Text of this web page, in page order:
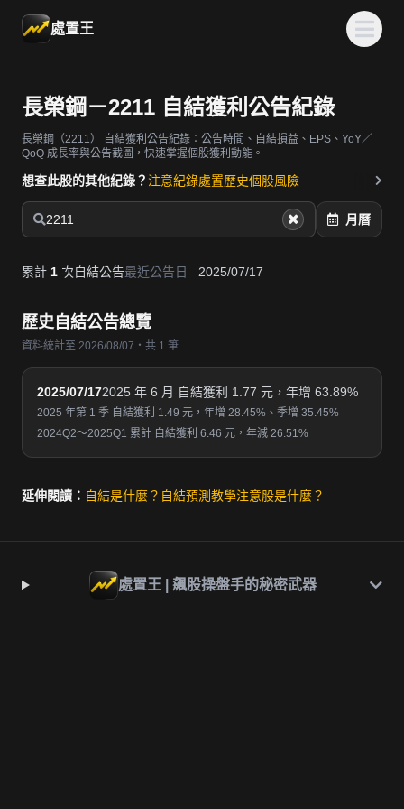
處置王
長榮鋼－2211 自結獲利公告紀錄
長榮鋼（2211）
自結獲利公告紀錄：公告時間、自結損益、EPS、YoY／
QoQ 成長率與公告截圖，快速掌握個股獲利動能。
想查此股的其他紀錄？ 注意紀錄處置歷史個股風險
2211 月曆
累計 1 次自結公告最近公告日 2025/07/17
歷史自結公告總覽
資料統計至 2026/08/07・共 1 筆
2025/07/172025 年 6 月 自結獲利 1.77 元，年增 63.89%
2025 年第 1 季 自結獲利 1.49 元，年增 28.45%、季增 35.45%
2024Q2～2025Q1 累計 自結獲利 6.46 元，年減 26.51%
延伸閱讀： 自結是什麼？ 自結預測教學注意股是什麼？
處置王 | 飆股操盤手的秘密武器